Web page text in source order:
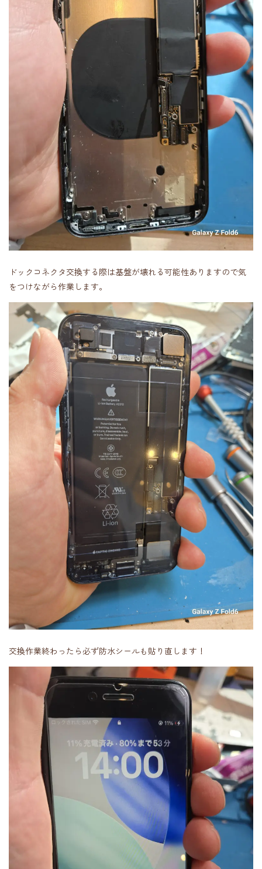
ドックコネクタ交換する際は基盤が壊れる可能性ありますので気
をつけながら作業します。
交換作業終わったら必ず防水シールも貼り直します！